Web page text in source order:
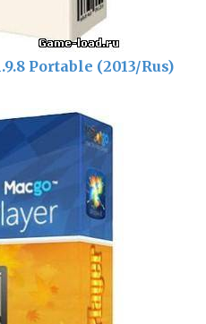
Portable (2013/Rus)